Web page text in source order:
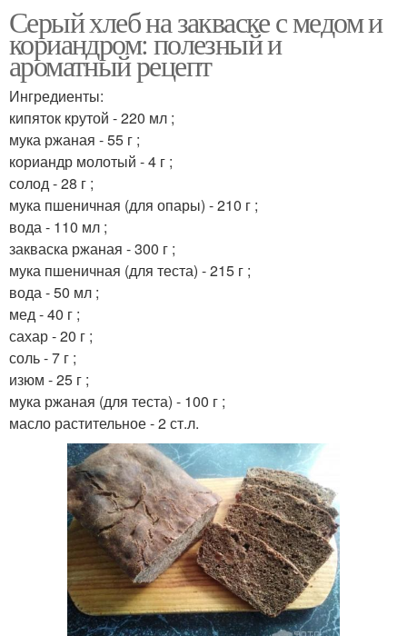
Серый хлеб на закваске с медом и
кориандром: полезный и
ароматный рецепт
Ингредиенты:
кипяток крутой - 220 мл ;
мука ржаная - 55 г ;
кориандр молотый - 4 г ;
солод - 28 г ;
мука пшеничная (для опары) - 210 г ;
вода - 110 мл ;
закваска ржаная - 300 г ;
мука пшеничная (для теста) - 215 г ;
вода - 50 мл ;
мед - 40 г ;
сахар - 20 г ;
соль - 7 г ;
изюм - 25 г ;
мука ржаная (для теста) - 100 г ;
масло растительное - 2 ст.л.